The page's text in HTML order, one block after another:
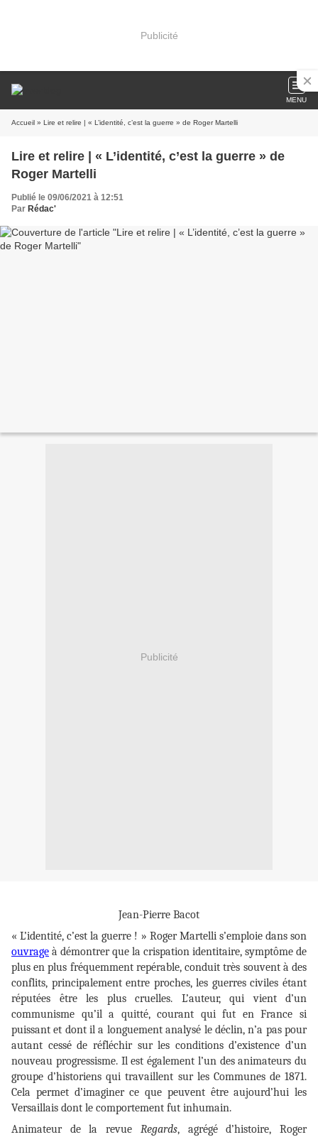
Publicité
MENU
Accueil » Lire et relire | « L’identité, c’est la guerre » de Roger Martelli
Lire et relire | « L’identité, c’est la guerre » de
Roger Martelli
Publié le 09/06/2021 à 12:51
Par Rédac'
Publicité
Jean-Pierre Bacot
« L’identité, c’est la guerre ! » Roger Martelli s’emploie dans son
ouvrage à démontrer que la crispation identitaire, symptôme de
plus en plus fréquemment repérable, conduit très souvent à des
conflits, principalement entre proches, les guerres civiles étant
réputées être les plus cruelles. L’auteur, qui vient d’un
communisme qu’il a quitté, courant qui fut en France si
puissant et dont il a longuement analysé le déclin, n’a pas pour
autant cessé de réfléchir sur les conditions d’existence d’un
nouveau progressisme. Il est également l’un des animateurs du
groupe d’historiens qui travaillent sur les Communes de 1871.
Cela permet d’imaginer ce que peuvent être aujourd’hui les
Versaillais dont le comportement fut inhumain.
Animateur de la revue Regards, agrégé d’histoire, Roger